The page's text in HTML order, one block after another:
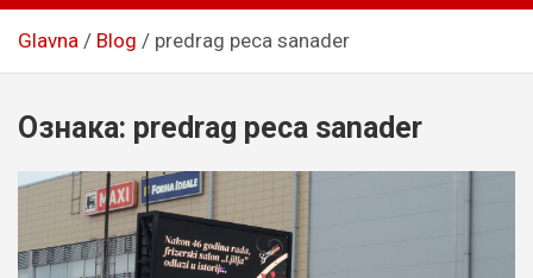
Glavna Blog predrag peca sanader
Ознака: predrag peca sanader